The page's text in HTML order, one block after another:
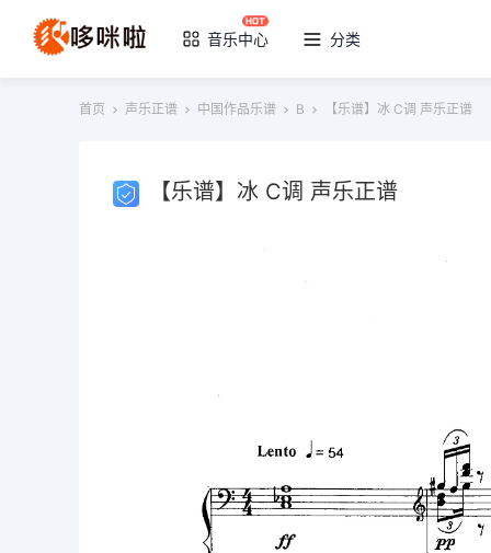
音乐中心 分类
首页 声乐正谱 中国作品乐谱 B 【乐谱】冰 C调 声乐正谱
【乐谱】冰 C调 声乐正谱